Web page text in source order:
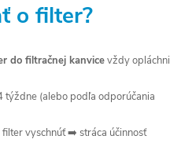
o filter?
do filtračnej kanvicevždy opláchni
týždne (alebo podľa odporúčania
vyschnúť ➡️ stráca účinnosť